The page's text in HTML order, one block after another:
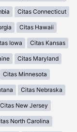
Citas Connecticut
Citas Hawaii
Iowa Citas Kansas
Citas Maryland
Citas Minnesota
Citas Nebraska
Citas New Jersey
North Carolina